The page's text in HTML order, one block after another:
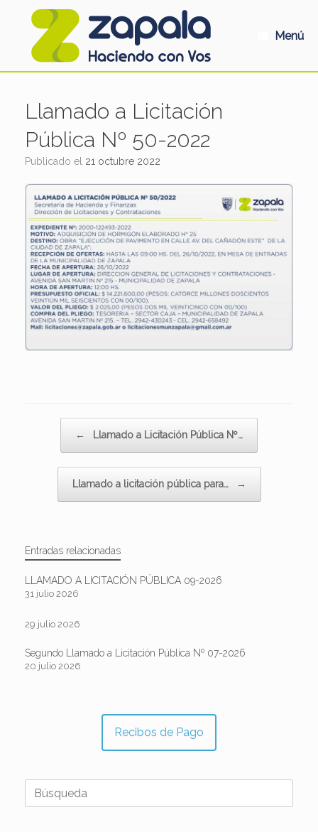
Menú
Llamado a Licitación
Pública Nº 50-2022
Publicado el 21 octubre 2022
← Llamado a Licitación Pública Nº…
Llamado a licitación pública para… →
Entradas relacionadas
LLAMADO A LICITACIÓN PÚBLICA 09-2026
31 julio 2026
29 julio 2026
Segundo Llamado a Licitación Pública Nº 07-2026
20 julio 2026
Recibos de Pago
Buscar: